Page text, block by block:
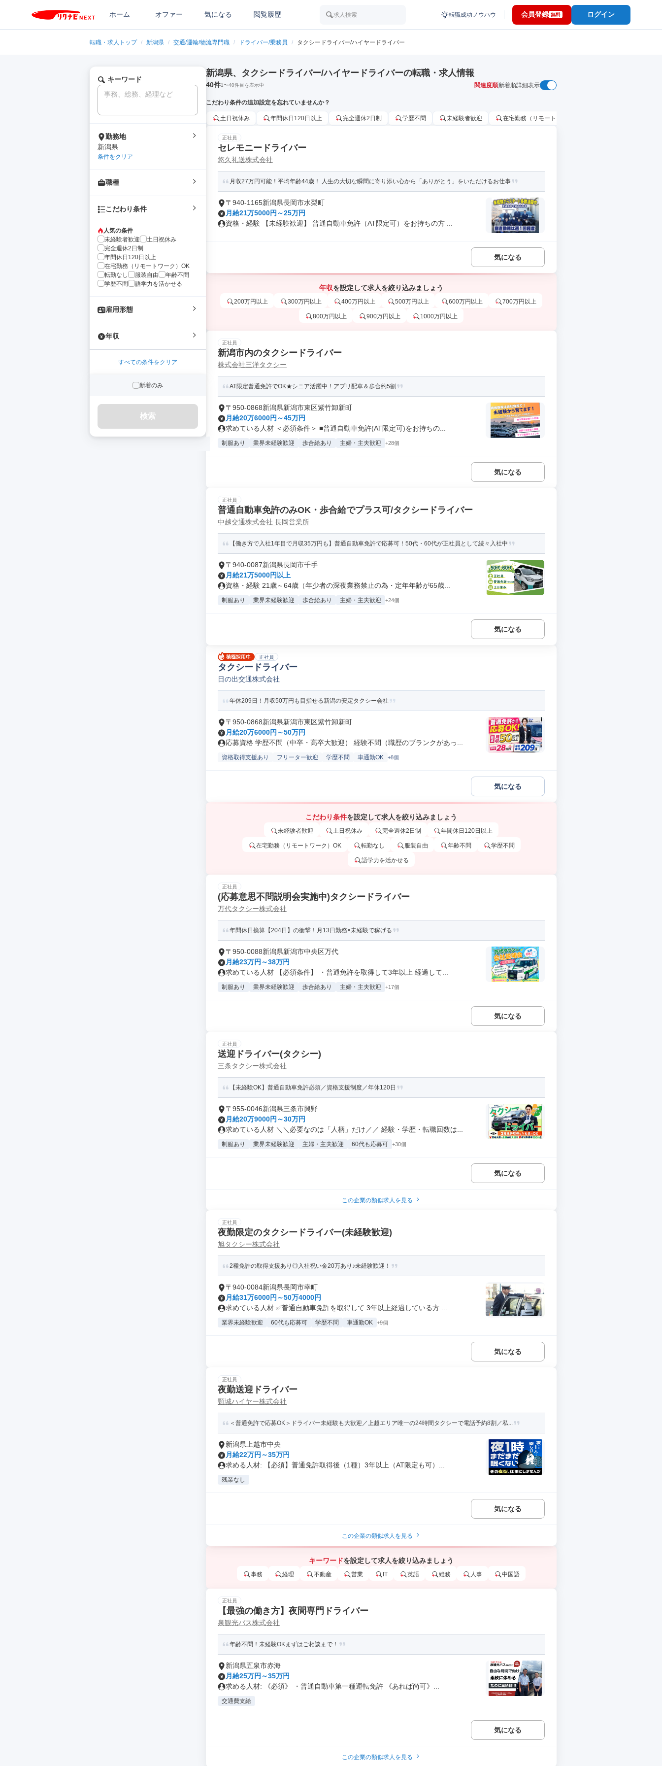
ホーム オファー 気になる 閲覧履歴 求人検索 転職成功ノウハウ 会員登録 無料 ログイン
転職・求人トップ / 新潟県 / 交通/運輸/物流専門職 / ドライバー/乗務員 / タクシードライバー/ハイヤードライバー
キーワード
勤務地
新潟県
条件をクリア
職種
こだわり条件
人気の条件
未経験者歓迎
土日祝休み
完全週休2日制
年間休日120日以上
在宅勤務（リモートワーク）OK
転勤なし
服装自由
年齢不問
学歴不問
語学力を活かせる
雇用形態
年収
すべての条件をクリア
新着のみ
検索
新潟県、タクシードライバー/ハイヤードライバーの転職・求人情報
40件1〜40件目を表示中 関連度順新着順詳細表示
こだわり条件の追加設定を忘れていませんか？
土日祝休み 年間休日120日以上 完全週休2日制 学歴不問 未経験者歓迎 在宅勤務（リモートワーク）OK
正社員
セレモニードライバー
悠久礼送株式会社
月収27万円可能！平均年齢44歳！ 人生の大切な瞬間に寄り添い心から「ありがとう」をいただけるお仕事
〒940-1165新潟県長岡市水梨町
月給21万5000円～25万円
資格・経験 【未経験歓迎】 普通自動車免許（AT限定可）をお持ちの方 ...
気になる
年収を設定して求人を絞り込みましょう
200万円以上 300万円以上 400万円以上 500万円以上 600万円以上 700万円以上
800万円以上 900万円以上 1000万円以上
正社員
新潟市内のタクシードライバー
株式会社三洋タクシー
AT限定普通免許でOK★シニア活躍中！アプリ配車＆歩合約5割
〒950-0868新潟県新潟市東区紫竹卸新町
月給20万6000円～45万円
求めている人材 ＜必須条件＞ ■普通自動車免許(AT限定可)をお持ちの...
制服あり 業界未経験歓迎 歩合給あり 主婦・主夫歓迎 +28個
気になる
正社員
普通自動車免許のみOK・歩合給でプラス可/タクシードライバー
中越交通株式会社 長岡営業所
【働き方で入社1年目で月収35万円も】普通自動車免許で応募可！50代・60代が正社員として続々入社中
〒940-0087新潟県長岡市千手
月給21万5000円以上
資格・経験 21歳～64歳（年少者の深夜業務禁止の為・定年年齢が65歳...
制服あり 業界未経験歓迎 歩合給あり 主婦・主夫歓迎 +24個
気になる
正社員
タクシードライバー
日の出交通株式会社
年休209日！月収50万円も目指せる新潟の安定タクシー会社
〒950-0868新潟県新潟市東区紫竹卸新町
月給20万6000円～50万円
応募資格 学歴不問（中卒・高卒大歓迎） 経験不問（職歴のブランクがあっ...
資格取得支援あり フリーター歓迎 学歴不問 車通勤OK +8個
気になる
こだわり条件を設定して求人を絞り込みましょう
未経験者歓迎 土日祝休み 完全週休2日制 年間休日120日以上
在宅勤務（リモートワーク）OK 転勤なし 服装自由 年齢不問 学歴不問
語学力を活かせる
正社員
(応募意思不問説明会実施中)タクシードライバー
万代タクシー株式会社
年間休日換算【204日】の衝撃！月13日勤務×未経験で稼げる
〒950-0088新潟県新潟市中央区万代
月給23万円～38万円
求めている人材 【必須条件】 ・普通免許を取得して3年以上 経過して...
制服あり 業界未経験歓迎 歩合給あり 主婦・主夫歓迎 +17個
気になる
正社員
送迎ドライバー(タクシー)
三条タクシー株式会社
【未経験OK】普通自動車免許必須／資格支援制度／年休120日
〒955-0046新潟県三条市興野
月給20万9000円～30万円
求めている人材 ＼＼必要なのは「人柄」だけ／／ 経験・学歴・転職回数は...
制服あり 業界未経験歓迎 主婦・主夫歓迎 60代も応募可 +30個
気になる
この企業の類似求人を見る
正社員
夜勤限定のタクシードライバー(未経験歓迎)
旭タクシー株式会社
2種免許の取得支援あり◎入社祝い金20万あり♪未経験歓迎！
〒940-0084新潟県長岡市幸町
月給31万6000円～50万4000円
求めている人材 ✅普通自動車免許を取得して 3年以上経過している方 ...
業界未経験歓迎 60代も応募可 学歴不問 車通勤OK +9個
気になる
正社員
夜勤送迎ドライバー
頸城ハイヤー株式会社
＜普通免許で応募OK＞ドライバー未経験も大歓迎／上越エリア唯一の24時間タクシーで電話予約8割／私...
新潟県上越市中央
月給22万円～35万円
求める人材: 【必須】普通免許取得後（1種）3年以上（AT限定も可）...
残業なし
気になる
この企業の類似求人を見る
キーワードを設定して求人を絞り込みましょう
事務 経理 不動産 営業 IT 英語 総務 人事 中国語
正社員
【最強の働き方】夜間専門ドライバー
泉観光バス株式会社
年齢不問！未経験OKまずはご相談まで！
新潟県五泉市赤海
月給25万円～35万円
求める人材: 《必須》 ・普通自動車第一種運転免許 《あれば尚可》...
交通費支給
気になる
この企業の類似求人を見る